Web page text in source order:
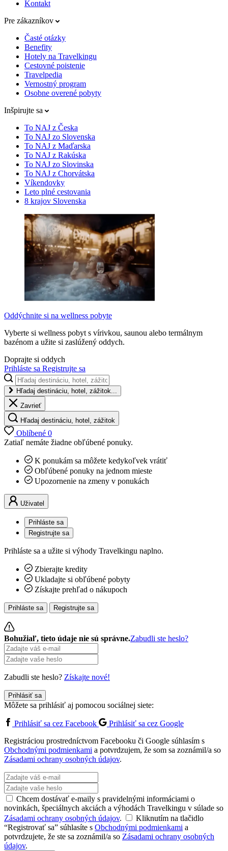
Kontakt
Pre zákazníkov
Časté otázky
Benefity
Hotely na Travelkingu
Cestovné poistenie
Travelpedia
Vernostný program
Osobne overené pobyty
Inšpirujte sa
To NAJ z Česka
To NAJ zo Slovenska
To NAJ z Maďarska
To NAJ z Rakúska
To NAJ zo Slovinska
To NAJ z Chorvátska
Víkendovky
Leto plné cestovania
8 krajov Slovenska
Oddýchnite si na wellness pobyte
Vyberte si wellness pobyt s vírivkou, saunou alebo termálnym
bazénom a užite si zaslúžený oddych.
Doprajte si oddych
Prihláste sa Registrujte sa
Hľadaj destináciu, hotel, zážitok...
Zavrieť
Hľadaj destináciu, hotel, zážitok
Oblíbené 0
Zatiaľ nemáte žiadne obľúbené ponuky.
K ponukám sa môžete kedykoľvek vrátiť
Obľúbené ponuky na jednom mieste
Upozornenie na zmeny v ponukách
Uživatel
Prihláste sa
Registrujte sa
Prihláste sa a užite si výhody Travelkingu naplno.
Zbierajte kredity
Ukladajte si obľúbené pobyty
Získajte prehľad o nákupoch
Prihláste sa Registrujte sa
Bohužiaľ, tieto údaje nie sú správne.Zabudli ste heslo?
Zabudli ste heslo? Získajte nové!
Prihlásiť sa
Môžete sa prihlásiť aj pomocou sociálnej siete:
Prihlásiť sa cez Facebook
Prihlásiť sa cez Google
Registráciou prostredníctvom Facebooku či Google súhlasím s
Obchodnými podmienkami a potvrdzujem, že som sa zoznámil/a so
Zásadami ochrany osobných údajov.
Chcem dostávať e-maily s pravidelnými informáciami o
novinkách, špeciálnych akciách a výhodách Travelkingu v súlade so
Zásadami ochrany osobných údajov.
Kliknutím na tlačidlo
“Registrovať sa” súhlasíte s Obchodnými podmienkami a
potvrdzujete, že ste sa zoznámil/a so Zásadami ochrany osobných
údajov.